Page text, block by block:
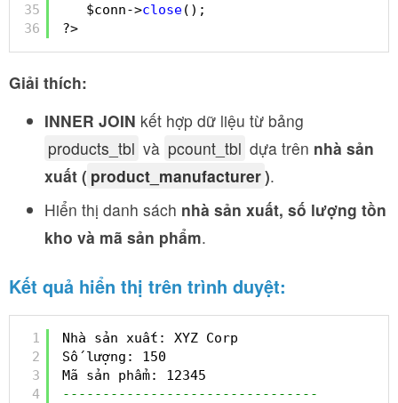
35
36
$conn->close();
?>
Giải thích:
INNER JOIN kết hợp dữ liệu từ bảng
products_tbl và pcount_tbl dựa trên nhà sản
xuất ( product_manufacturer).
Hiển thị danh sách nhà sản xuất, số lượng tồn
kho và mã sản phẩm.
Kết quả hiển thị trên trình duyệt:
1
2
3
4
Nhà sản xuất: XYZ Corp
Số lượng: 150
Mã sản phẩm: 12345
--------------------------------